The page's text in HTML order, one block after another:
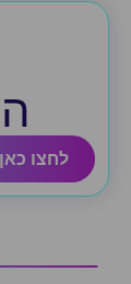
לחצו כאן